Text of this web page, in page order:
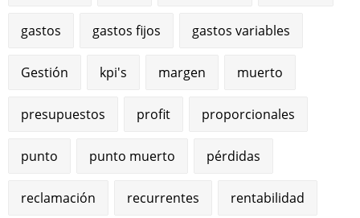
gastos gastos fijos gastos variables
Gestión kpi's margen muerto
presupuestos profit proporcionales
punto punto muerto pérdidas
reclamación recurrentes rentabilidad